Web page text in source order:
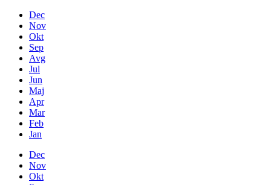
Dec
Nov
Okt
Sep
Avg
Jul
Jun
Maj
Apr
Mar
Feb
Jan
Dec
Nov
Okt